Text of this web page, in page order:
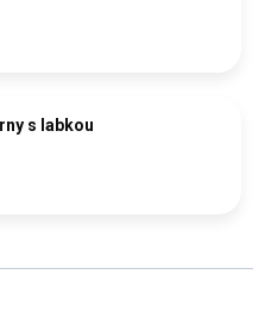
s labkou